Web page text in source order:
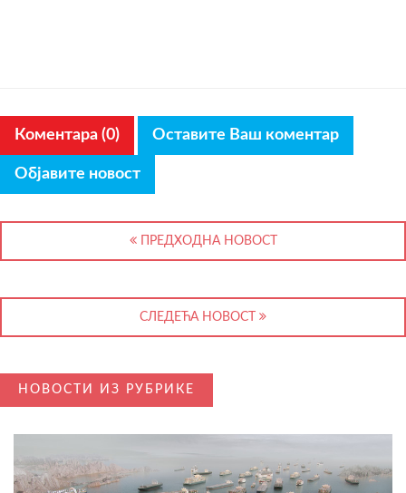
Коментара (0) Оставите Ваш коментар
Објавите новост
ПРЕДХОДНА НОВОСТ
СЛЕДЕЋА НОВОСТ
НОВОСТИ ИЗ РУБРИКЕ